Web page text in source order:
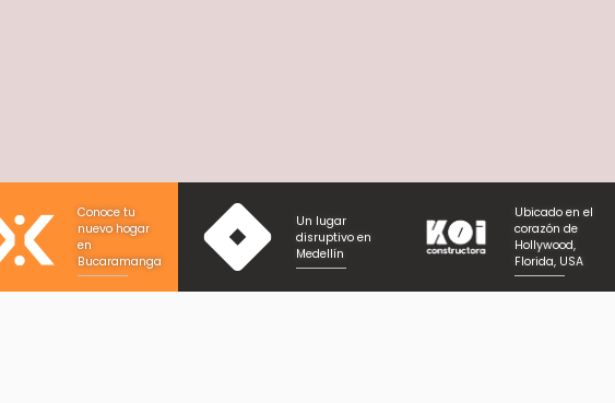
Conoce tu
nuevo hogar
en
Bucaramanga
Un lugar
disruptivo en
Medellín
Ubicado en el
corazón de
Hollywood,
Florida, USA